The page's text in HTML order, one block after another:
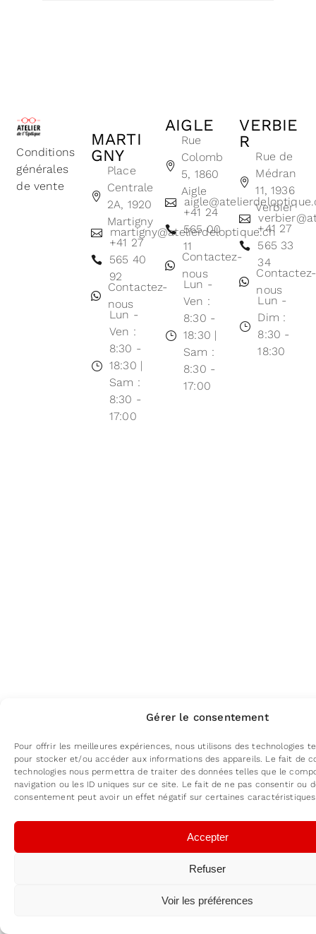
Gérer le consentement
Pour offrir les meilleures expériences, nous utilisons des technologies
pour stocker et/ou accéder aux informations des appareils. Le fait de
technologies nous permettra de traiter des données telles que le
navigation ou les ID uniques sur ce site. Le fait de ne pas consentir ou
consentement peut avoir un effet négatif sur certaines
Accepter
Refuser
Voir les préférences
Conditions
générales
de vente
MARTI
GNY
Place
Centrale
2A, 1920
Martigny
martigny@atelierdeloptique.ch
+41 27
565 40
92
Contactez-
nous
Lun -
Ven :
8:30 -
18:30 |
Sam :
8:30 -
17:00
AIGLE
Rue
Colomb
5, 1860
Aigle
+41 24
565 00
11
Contactez-
nous
Lun -
Ven :
8:30 -
18:30 |
Sam :
8:30 -
17:00
VERBIE
R
Rue de
Médran
11, 1936
Verbier
+41 27
565 33
34
Contactez-
nous
Lun -
Dim :
8:30 -
18:30